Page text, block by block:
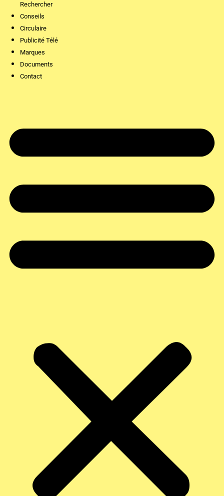
Rechercher
Conseils
Circulaire
Publicité Télé
Marques
Documents
Contact